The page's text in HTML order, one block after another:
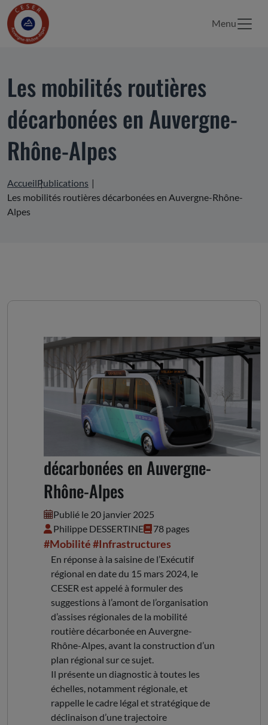
Menu
Les mobilités routières
décarbonées en Auvergne-
Rhône-Alpes
AccueilPublications
Les mobilités routières décarbonées en Auvergne-Rhône-
Alpes
Les mobilités routières
décarbonées en Auvergne-
Rhône-Alpes
Publié le 20 janvier 2025
Philippe DESSERTINE
78 pages
#Mobilité#Infrastructures
En réponse à la saisine de l’Exécutif
régional en date du 15 mars 2024, le
CESER est appelé à formuler des
suggestions à l’amont de l’organisation
d’assises régionales de la mobilité
routière décarbonée en Auvergne-
Rhône-Alpes, avant la construction d’un
plan régional sur ce sujet.
Il présente un diagnostic à toutes les
échelles, notamment régionale, et
rappelle le cadre légal et stratégique de
déclinaison d’une trajectoire